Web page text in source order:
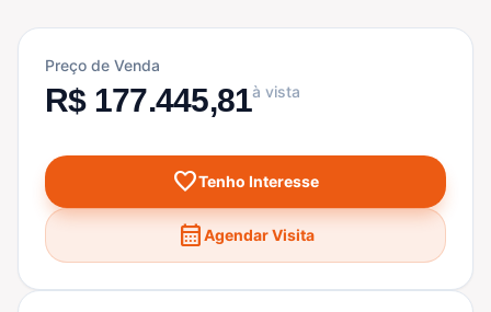
Preço de Venda
R$ 177.445,81à vista
favoriteTenho Interesse
calendar_monthAgendar Visita